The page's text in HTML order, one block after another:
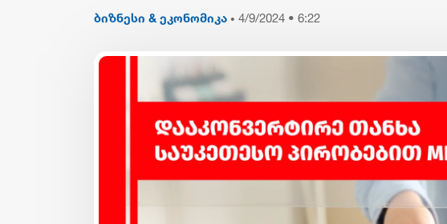
ბიზნესი & ეკონომიკა • 4/9/2024 • 6:22